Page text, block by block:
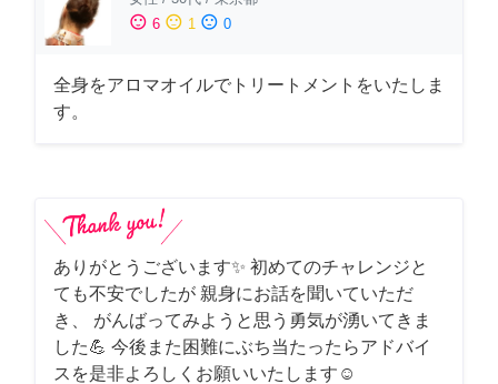
sentiment_satisfied 6 sentiment_neutral 1 sentiment_dissatisfied 0
全身をアロマオイルでトリートメントをいたしま
す。
ありがとうございます✨ 初めてのチャレンジと
ても不安でしたが 親身にお話を聞いていただ
き、 がんばってみようと思う勇気が湧いてきま
した💪 今後また困難にぶち当たったらアドバイ
スを是非よろしくお願いいたします☺️